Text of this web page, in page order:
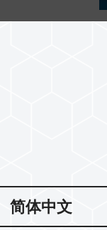
简体中文